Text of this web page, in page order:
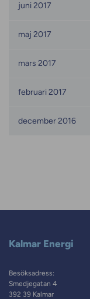
juni 2017
maj 2017
mars 2017
februari 2017
december 2016
Kalmar Energi
Besöksadress:
Smedjegatan 4
392 39 Kalmar